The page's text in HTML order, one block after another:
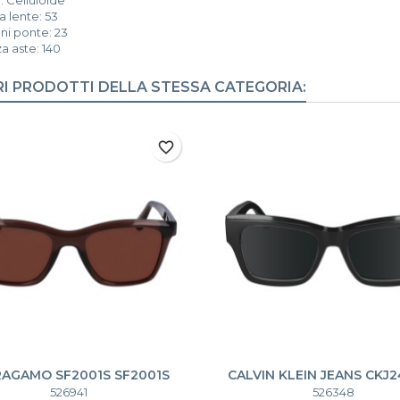
lente: 53
ponte: 23
aste: 140
PRODOTTI DELLA STESSA CATEGORIA:
SF2001S SF2001S
526941
favorite_border
CALVIN KLEIN JEANS
CKJ24609S
526348